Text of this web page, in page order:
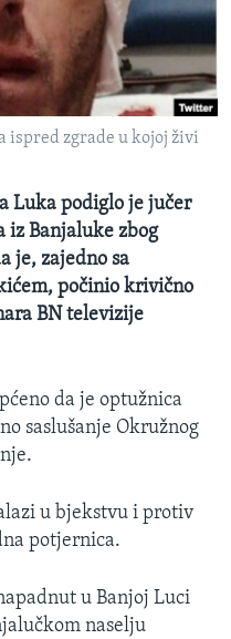
ispred zgrade u kojoj živi
Luka podiglo je jučer
iz Banjaluke zbog
je, zajedno sa
počinio krivično
BN televizije
da je optužnica
saslušanje Okružnog
u bjekstvu i protiv
potjernica.
u Banjoj Luci
naselju